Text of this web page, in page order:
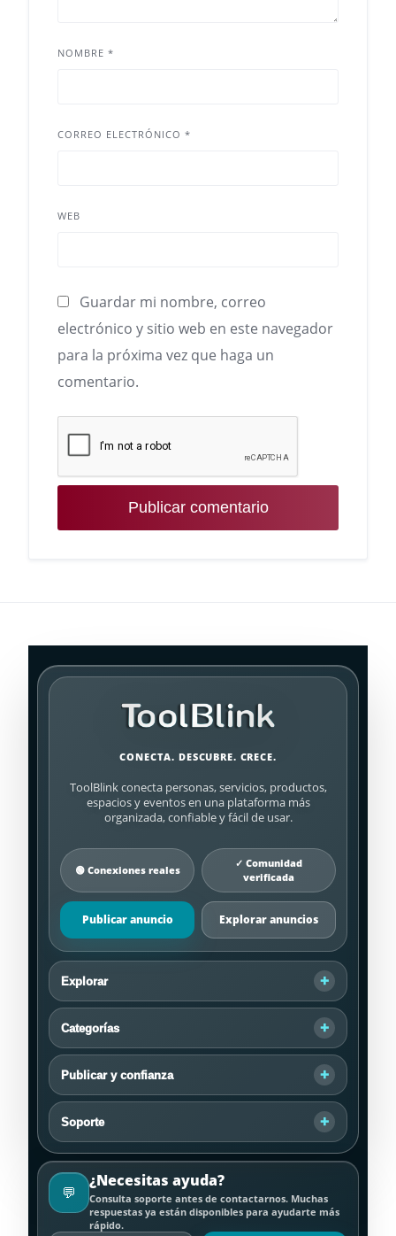
NOMBRE *
CORREO ELECTRÓNICO *
WEB
Guardar mi nombre, correo
electrónico y sitio web en este navegador
para la próxima vez que haga un
comentario.
CONECTA. DESCUBRE. CRECE.
ToolBlink conecta personas, servicios, productos,
espacios y eventos en una plataforma más
organizada, confiable y fácil de usar.
🟢 Conexiones reales
✓ Comunidad
verificada
Publicar anuncio Explorar anuncios
Explorar
Categorías
Publicar y confianza
Soporte
💬
¿Necesitas ayuda?
Consulta soporte antes de contactarnos. Muchas
respuestas ya están disponibles para ayudarte más
rápido.